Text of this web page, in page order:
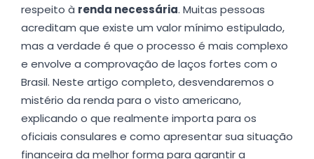
respeito à renda necessária. Muitas pessoas
acreditam que existe um valor mínimo estipulado,
mas a verdade é que o processo é mais complexo
e envolve a comprovação de laços fortes com o
Brasil. Neste artigo completo, desvendaremos o
mistério da renda para o visto americano,
explicando o que realmente importa para os
oficiais consulares e como apresentar sua situação
financeira da melhor forma para garantir a